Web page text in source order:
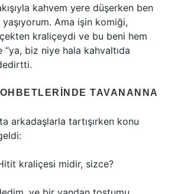
kahvem yere düşerken ben
yaşıyorum. Ama işin komiği,
kraliçeydi ve bu beni hem
biz niye hala kahvaltıda
TAVANANNA
arkadaşlarla tartışırken konu
kraliçesi midir, sizce?